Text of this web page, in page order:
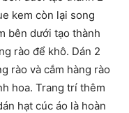
kem còn lại song
bên dưới tạo thành
rào để khô. Dán 2
rào và cắm hàng rào
hoa. Trang trí thêm
hạt cúc áo là hoàn